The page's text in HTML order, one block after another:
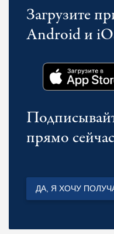
Загрузите
Android и
прямо
ДА, Я ХОЧУ